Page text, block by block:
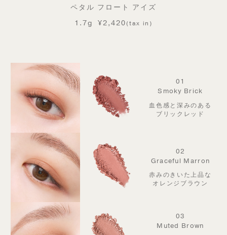
ペタル フロート アイズ
1.7g
¥2,420(tax in)
01
Smoky Brick
血色感と深みのある
ブリックレッド
02
Graceful Marron
赤みのきいた上品な
オレンジブラウン
03
Muted Brown